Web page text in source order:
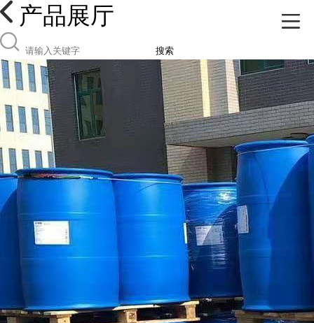
产品展厅
搜索